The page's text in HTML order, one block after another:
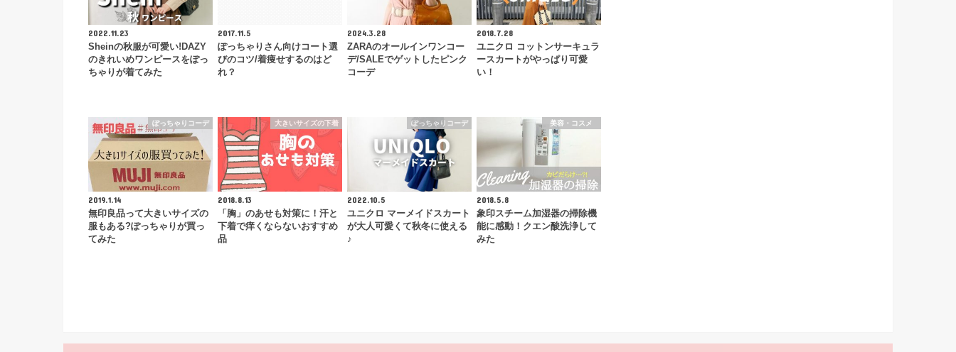
2022.11.23
Sheinの秋服が可愛い!DAZY
のきれいめワンピースをぽっ
ちゃりが着てみた
2017.11.5
ぽっちゃりさん向けコート選
びのコツ/着痩せするのはど
れ？
2024.3.28
ZARAのオールインワンコー
デ/SALEでゲットしたピンク
コーデ
2018.7.28
ユニクロ コットンサーキュラ
ースカートがやっぱり可愛
い！
ぽっちゃりコーデ
2019.1.14
無印良品って大きいサイズの
服もある?ぽっちゃりが買っ
てみた
大きいサイズの下着
2018.8.13
「胸」のあせも対策に！汗と
下着で痒くならないおすすめ
品
ぽっちゃりコーデ
2022.10.5
ユニクロ マーメイドスカート
が大人可愛くて秋冬に使える
♪
美容・コスメ
2018.5.8
象印スチーム加湿器の掃除機
能に感動！クエン酸洗浄して
みた